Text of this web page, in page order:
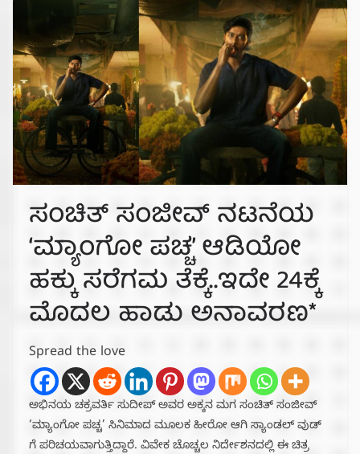
ಸಂಚಿತ್ ಸಂಜೀವ್ ನಟನೆಯ
‘ಮ್ಯಾಂಗೋ ಪಚ್ಚ’ ಆಡಿಯೋ
ಹಕ್ಕು ಸರೆಗಮ ತೆಕ್ಕೆ..ಇದೇ 24ಕ್ಕೆ
ಮೊದಲ ಹಾಡು ಅನಾವರಣ*
Spread the love
ಅಭಿನಯ ಚಕ್ರವರ್ತಿ ಸುದೀಪ್ ಅವರ ಅಕ್ಕನ ಮಗ ಸಂಚಿತ್ ಸಂಜೀವ್
‘ಮ್ಯಾಂಗೋ ಪಚ್ಚ’ ಸಿನಿಮಾದ ಮೂಲಕ ಹೀರೋ ಆಗಿ ಸ್ಯಾಂಡಲ್ ವುಡ್
ಗೆ ಪರಿಚಯವಾಗುತ್ತಿದ್ದಾರೆ. ವಿವೇಕ ಚೊಚ್ಚಲ ನಿರ್ದೇಶನದಲ್ಲಿ ಈ ಚಿತ್ರ